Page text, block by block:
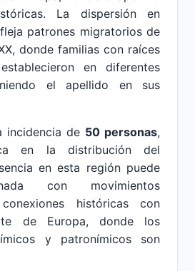
La dispersión en
patrones migratorios de
donde familias con raíces
en diferentes
el apellido en sus
incidencia de 50 personas,
en la distribución del
en esta región puede
con movimientos
históricas con
de Europa, donde los
y patronímicos son